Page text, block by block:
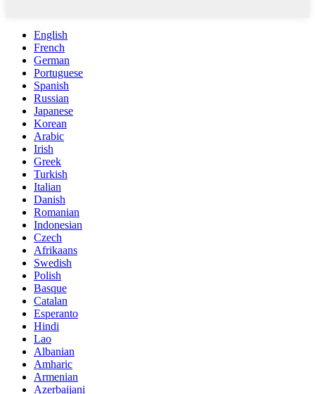
English
French
German
Portuguese
Spanish
Russian
Japanese
Korean
Arabic
Irish
Greek
Turkish
Italian
Danish
Romanian
Indonesian
Czech
Afrikaans
Swedish
Polish
Basque
Catalan
Esperanto
Hindi
Lao
Albanian
Amharic
Armenian
Azerbaijani